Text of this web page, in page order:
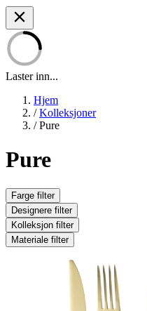
Laster inn...
Hjem
/ Kolleksjoner
/ Pure
Pure
Farge filter
Designere filter
Kolleksjon filter
Materiale filter